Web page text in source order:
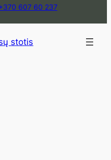
607 60 237
stotis